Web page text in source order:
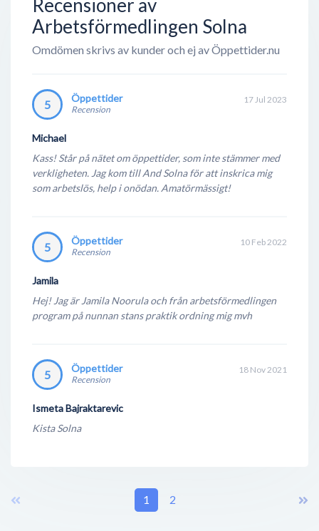
Recensioner av
Arbetsförmedlingen Solna
Omdömen skrivs av kunder och ej av Öppettider.nu
5 Öppettider
Recension
Michael
17 Jul 2023
Kass! Står på nätet om öppettider, som inte stämmer med
verkligheten. Jag kom till And Solna för att inskrica mig
som arbetslös, help i onödan. Amatörmässigt!
5 Öppettider
Recension
Jamila
10 Feb 2022
Hej! Jag är Jamila Noorula och från arbetsförmedlingen
program på nunnan stans praktik ordning mig mvh
5 Öppettider
Recension
Ismeta Bajraktarevic
18 Nov 2021
Kista Solna
1 2